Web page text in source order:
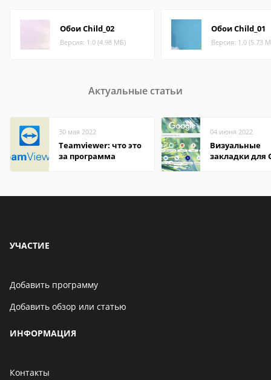
Обои Child_02
Версия: 1.0 (4.98 МБ)
Обои Child_01
Версия: 1.0 (5.73
Актуальные статьи
30 мая 2022
Teamviewer: что это
за программа
04 июня 2022
Визуальные
закладки для
УЧАСТИЕ
Добавить программу
Добавить обзор или статью
ИНФОРМАЦИЯ
Контакты